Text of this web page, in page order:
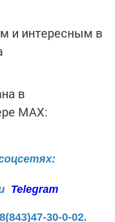
и интересным в
в
MАХ:
Telegram
8(843)47-30-0-02.